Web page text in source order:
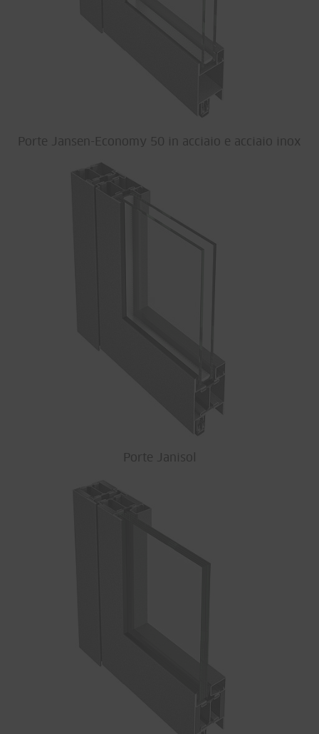
Porte Jansen-Economy 50 in acciaio e acciaio inox
Porte Janisol